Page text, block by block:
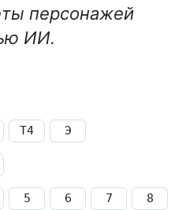
персонажей
ИИ.
Т4 Э
5 6 7
8